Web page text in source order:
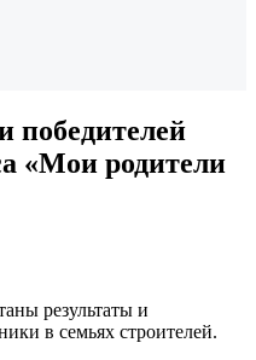
победителей
«Мои родители
результаты и
в семьях строителей.